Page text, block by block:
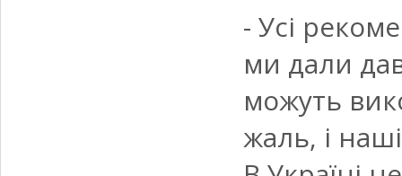
- Усі
ми дали
можуть
жаль, і